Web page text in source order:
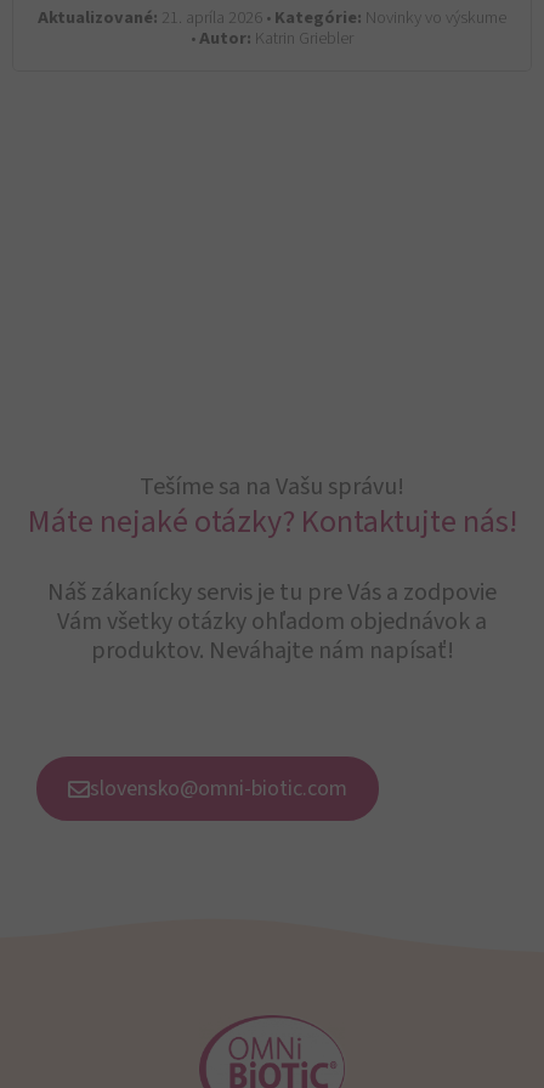
Aktualizované: 21. apríla 2026 •Kategórie: Novinky vo výskume
•Autor: Katrin Griebler
Tešíme sa na Vašu správu!
Máte nejaké otázky? Kontaktujte nás!
Náš zákanícky servis je tu pre Vás a zodpovie
Vám všetky otázky ohľadom objednávok a
produktov. Neváhajte nám napísať!
slovensko@omni-biotic.com